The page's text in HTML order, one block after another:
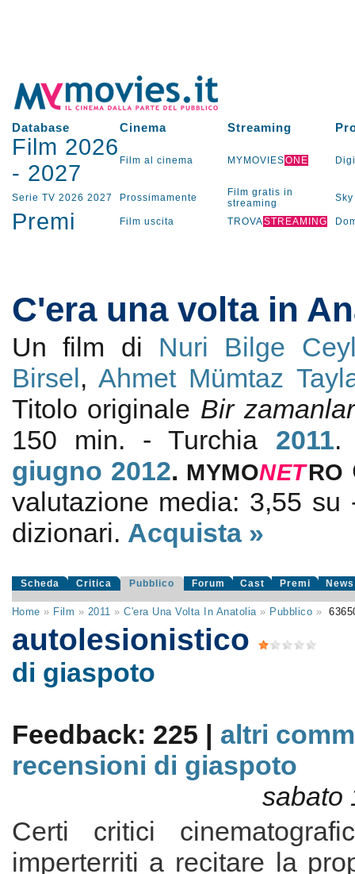
Database Cinema Streaming
Film 2026
- 2027 Film al cinema MYMOVIESONE
Serie TV 2026 2027 Prossimamente
Film gratis in
streaming
Sky
Premi Film uscita TROVASTREAMING
C'era una volta in
Un film di Nuri Bilge
Birsel,Ahmet Mümtaz
Titolo originale Bir
150 min. - Turchia 2011.
giugno 2012. MYMONETRO
valutazione media: 3,55 su
dizionari. Acquista »
Scheda Critica Pubblico Forum Cast Premi News
Home » Film » 2011 »C'era Una Volta In Anatolia» Pubblico »
autolesionistico
di giaspoto
Feedback: 225 | altri
recensioni di giaspoto
sabato
Certi critici
imperterriti a recitare la